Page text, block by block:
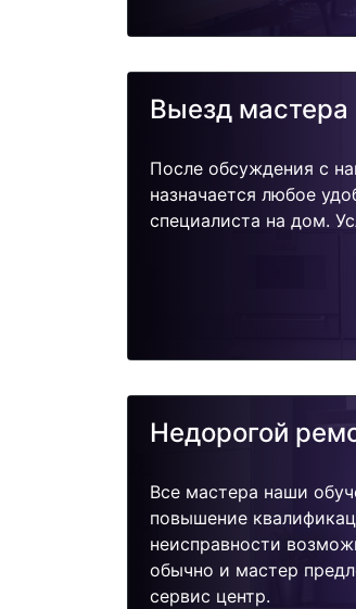
Выезд мастера
После обсуждения с
назначается любое
специалиста на дом.
Недорогой
Все мастера наши
повышение
неисправности
обычно и мастер
сервис центр.